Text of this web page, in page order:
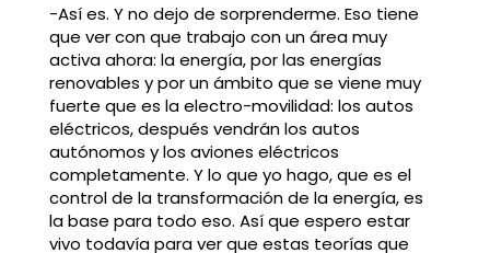
-Así es. Y no dejo de sorprenderme. Eso tiene
que ver con que trabajo con un área muy
activa ahora: la energía, por las energías
renovables y por un ámbito que se viene muy
fuerte que es la electro-movilidad: los autos
eléctricos, después vendrán los autos
autónomos y los aviones eléctricos
completamente. Y lo que yo hago, que es el
control de la transformación de la energía, es
la base para todo eso. Así que espero estar
vivo todavía para ver que estas teorías que